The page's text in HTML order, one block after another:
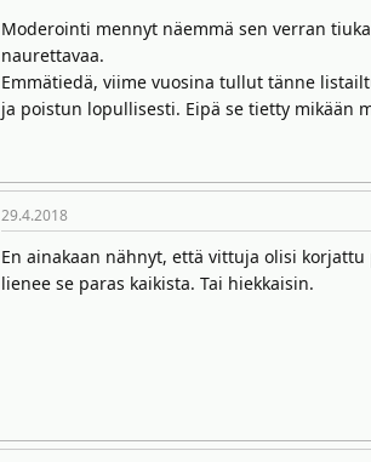
Moderointi mennyt näemmä sen verran
naurettavaa.
Emmätiedä, viime vuosina tullut tänne
ja poistun lopullisesti. Eipä se tietty mikään
29.4.2018
En ainakaan nähnyt, että vittuja olisi
lienee se paras kaikista. Tai hiekkaisin.